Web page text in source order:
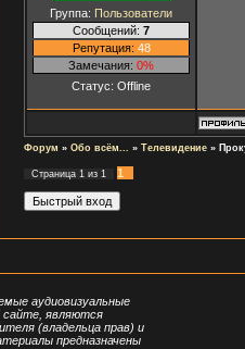
Группа: Пользователи
Сообщений: 7
Репутация: 48
Замечания: 0%
Статус: Offline
Форум » Обо всём... » Телевидение »
Страница 1 из 1 1
аудиовизуальные
являются
(владельца прав) и
предназначены